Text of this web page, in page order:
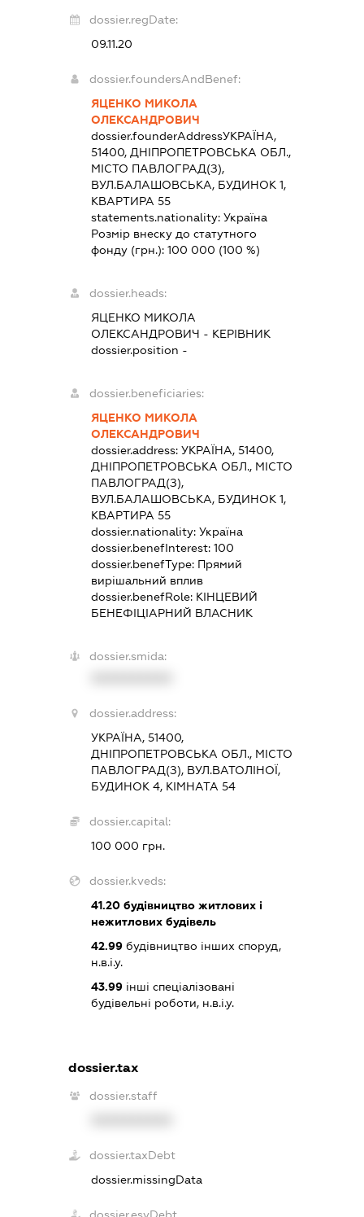
dossier.regDate:
09.11.20
dossier.foundersAndBenef:
ЯЦЕНКО МИКОЛА
ОЛЕКСАНДРОВИЧ
dossier.founderAddressУКРАЇНА,
51400, ДНІПРОПЕТРОВСЬКА ОБЛ.,
МІСТО ПАВЛОГРАД(З),
ВУЛ.БАЛАШОВСЬКА, БУДИНОК 1,
КВАРТИРА 55
statements.nationality:Україна
Розмір внеску до статутного
фонду (грн.):100 000 (100 %)
dossier.heads:
ЯЦЕНКО МИКОЛА
ОЛЕКСАНДРОВИЧ - КЕРІВНИК
dossier.position -
dossier.beneficiaries:
ЯЦЕНКО МИКОЛА
ОЛЕКСАНДРОВИЧ
dossier.address:УКРАЇНА, 51400,
ДНІПРОПЕТРОВСЬКА ОБЛ., МІСТО
ПАВЛОГРАД(З),
ВУЛ.БАЛАШОВСЬКА, БУДИНОК 1,
КВАРТИРА 55
dossier.nationality:Україна
dossier.benefInterest:100
dossier.benefType: Прямий
вирішальний вплив
dossier.benefRole: КІНЦЕВИЙ
БЕНЕФІЦІАРНИЙ ВЛАСНИК
dossier.smida:
dossier.address:
УКРАЇНА, 51400,
ДНІПРОПЕТРОВСЬКА ОБЛ., МІСТО
ПАВЛОГРАД(З), ВУЛ.ВАТОЛІНОЇ,
БУДИНОК 4, КІМНАТА 54
dossier.capital:
100 000 грн.
dossier.kveds:
41.20 будівництво житлових і
нежитлових будівель
42.99 будівництво інших споруд,
н.в.і.у.
43.99 інші спеціалізовані
будівельні роботи, н.в.і.у.
dossier.tax
dossier.staff
dossier.taxDebt
dossier.missingData
dossier.esvDebt